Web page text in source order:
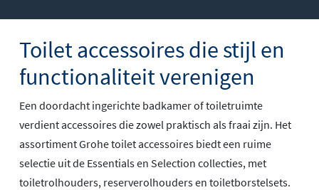
Toilet accessoires die stijl en
functionaliteit verenigen
Een doordacht ingerichte badkamer of toiletruimte
verdient accessoires die zowel praktisch als fraai zijn. Het
assortiment Grohe toilet accessoires biedt een ruime
selectie uit de Essentials en Selection collecties, met
toiletrolhouders, reserverolhouders en toiletborstelsets.